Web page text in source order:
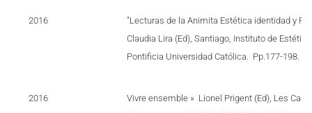
2016
"Lecturas de la Animita Estética identidad y
Claudia Lira (Ed), Santiago, Instituto de
Pontificia Universidad Católica. Pp.177-198.
2016
Vivre ensemble » Lionel Prigent (Ed), Les